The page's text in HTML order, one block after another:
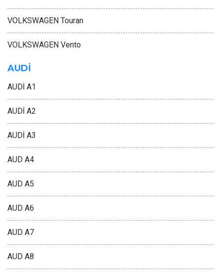
VOLKSWAGEN Touran
VOLKSWAGEN Vento
AUDİ
AUDİ A1
AUDİ A2
AUDİ A3
AUD A4
AUD A5
AUD A6
AUD A7
AUD A8